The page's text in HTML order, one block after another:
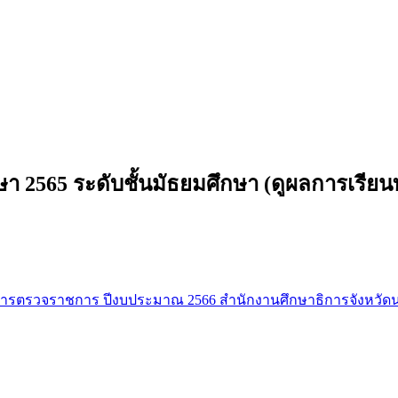
2565 ระดับชั้นมัธยมศึกษา (ดูผลการเรียน
ตรวจราชการ ปีงบประมาณ 2566 สำนักงานศึกษาธิการจังหวัด